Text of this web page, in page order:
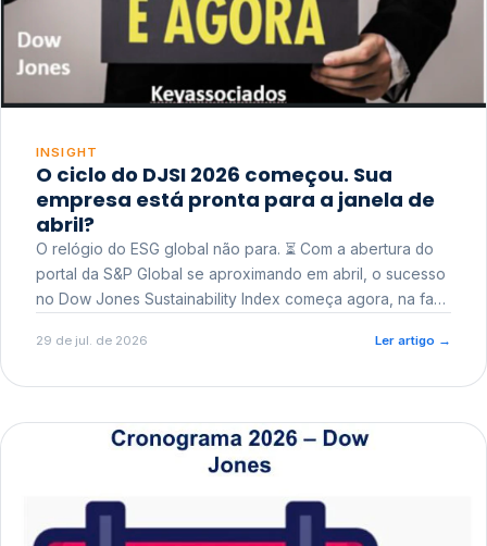
INSIGHT
O ciclo do DJSI 2026 começou. Sua
empresa está pronta para a janela de
abril?
O relógio do ESG global não para. ⏳ Com a abertura do
portal da S&P Global se aproximando em abril, o sucesso
no Dow Jones Sustainability Index começa agora, na fase
29 de jul. de 2026 Ler artigo →